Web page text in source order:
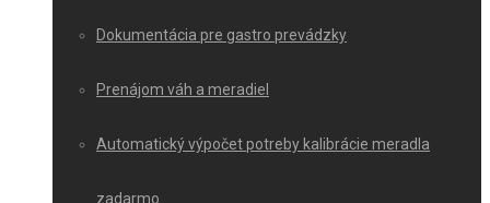
Dokumentácia pre gastro prevádzky
Prenájom váh a meradiel
Automatický výpočet potreby kalibrácie meradla
zadarmo